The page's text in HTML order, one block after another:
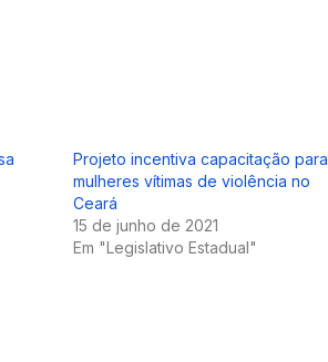
Projeto incentiva capacitação para
mulheres vítimas de violência no
Ceará
15 de junho de 2021
Em "Legislativo Estadual"